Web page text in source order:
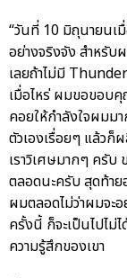
“วันที่ 10 มิถุนายนเ
อย่างจริงจัง สำหรั
เลยถ้าไม่มี
เมื่อไหร่ ผมขอขอบ
คอยให้กำลังใจผมม
ตัวเองเรื่อยๆ แล้ว
เราวิเศษมากๆ ครั
ตลอดนะครับ สุดท้า
ผมตลอดไม่ว่าผมจะ
ครั้งนี้ ก็จะเป็นไปไม่
ความรู้สึกของเขา